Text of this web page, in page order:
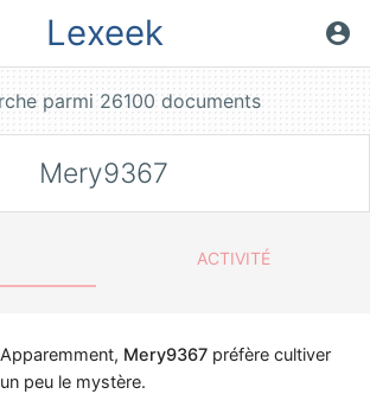
Lexeek account_circle
Mery9367
ACTIVITÉ
Apparemment, Mery9367 préfère cultiver
un peu le mystère.